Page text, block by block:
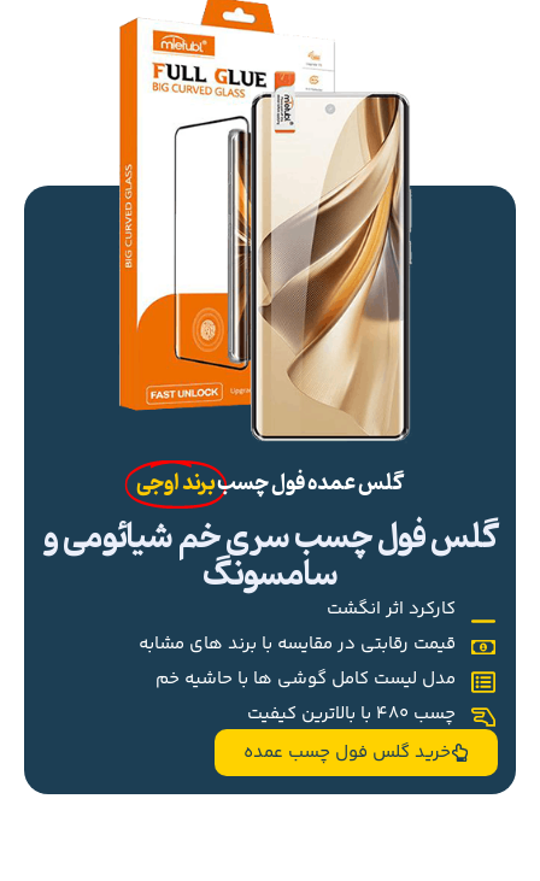
گلس عمده فول چسببرند اوجی
گلس فول چسب سری خم شیائومی و
سامسونگ
کارکرد اثر انگشت
قیمت رقابتی در مقایسه با برند های مشابه
مدل لیست کامل گوشی ها با حاشیه خم
چسب 480 با بالاترین کیفیت
خرید گلس فول چسب عمده